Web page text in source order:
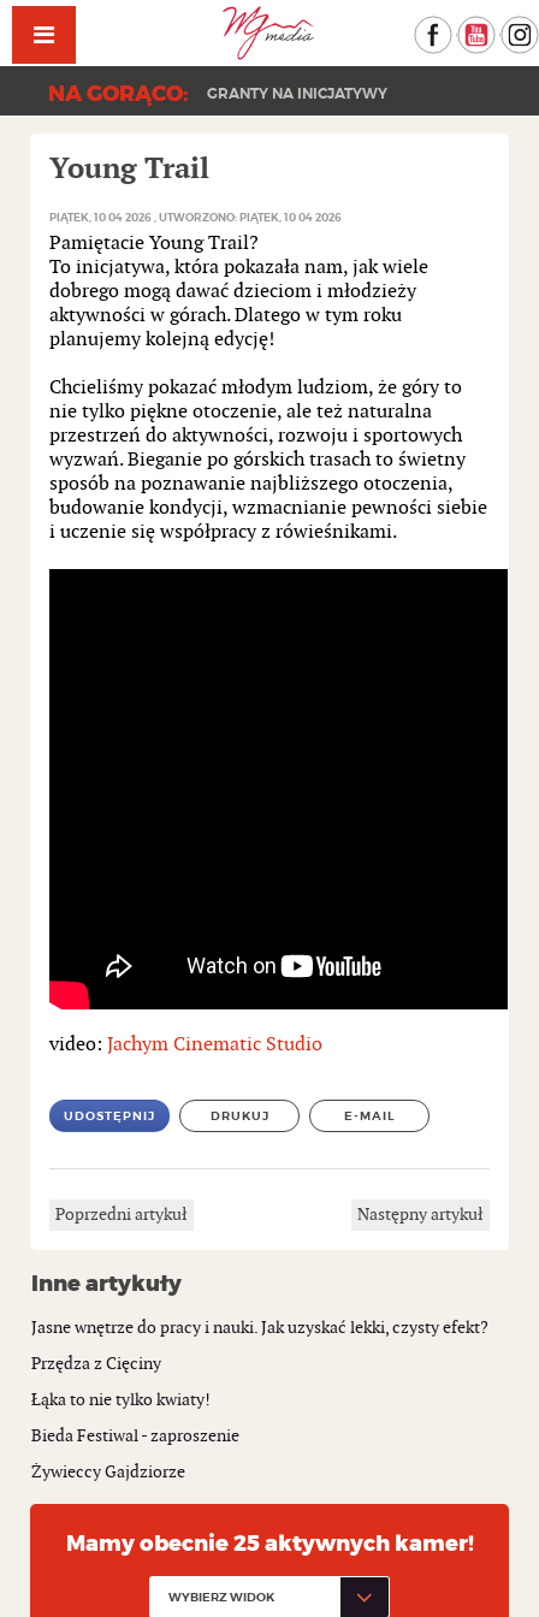
Facebook
NA GORĄCO: GRANTY NA INICJATYWY
Young Trail
PIĄTEK, 10 04 2026 UTWORZONO: PIĄTEK, 10 04 2026
Pamiętacie Young Trail?
To inicjatywa, która pokazała nam, jak wiele
dobrego mogą dawać dzieciom i młodzieży
aktywności w górach. Dlatego w tym roku
planujemy kolejną edycję!
Chcieliśmy pokazać młodym ludziom, że góry to
nie tylko piękne otoczenie, ale też naturalna
przestrzeń do aktywności, rozwoju i sportowych
wyzwań. Bieganie po górskich trasach to świetny
sposób na poznawanie najbliższego otoczenia,
budowanie kondycji, wzmacnianie pewności siebie
i uczenie się współpracy z rówieśnikami.
video: Jachym Cinematic Studio
UDOSTĘPNIJ DRUKUJ E-MAIL
Poprzedni artykuł Następny artykuł
Inne artykuły
Jasne wnętrze do pracy i nauki. Jak uzyskać lekki, czysty efekt?
Przędza z Cięciny
Łąka to nie tylko kwiaty!
Bieda Festiwal - zaproszenie
Żywieccy Gajdziorze
Mamy obecnie 25 aktywnych kamer!